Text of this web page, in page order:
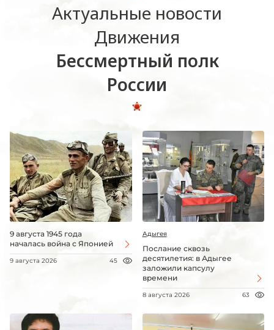
Актуальные новости
Движения
Бессмертный полк
России
9 августа 1945 года
началась война с Японией
9 августа 2026 45
Адыгея
Послание сквозь
десятилетия: в Адыгее
заложили капсулу
времени
8 августа 2026 63